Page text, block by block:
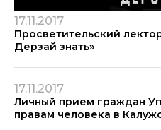
17.11.2017
Просветительский
Дерзай знать»
17.11.2017
Личный прием граждан
правам человека в